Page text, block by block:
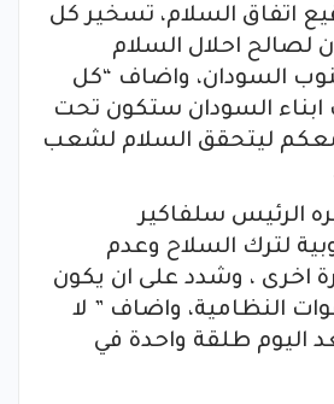
اتفاق السلام، تسخير كل
لصالح احلال السلام
السودان، واضاف “كل
ابناء السودان ستكون تحت
ليتحقق السلام لشعب
الرئيس سلفاكير
لترك السلاح وعدم
اخرى ، وشدد على ان يكون
النظامية، واضاف ” لا
اليوم طلقة واحدة في